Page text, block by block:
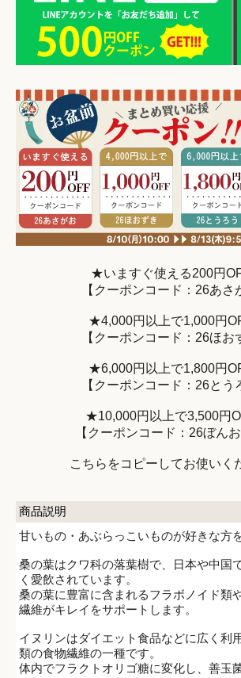
★いますぐ使える200円
【クーポンコード：26あさ
★4,000円以上で1,000円
【クーポンコード：26ほお
★6,000円以上で1,800円
【クーポンコード：26とう
★10,000円以上で3,500円
【クーポンコード：26ぼんお
こちらをコピーしてお使いく
商品説明
甘いもの・あぶらっこいものが好きな方
桑の葉はクワ科の落葉樹で、日本や中国
く愛飲されています。
桑の葉に豊富に含まれるフラボノイド類
繊維がキレイをサポートします。
イヌリンはダイエット食品などに広く利
類の食物繊維の一種です。
体内でフラクトオリゴ糖に変化し、善玉